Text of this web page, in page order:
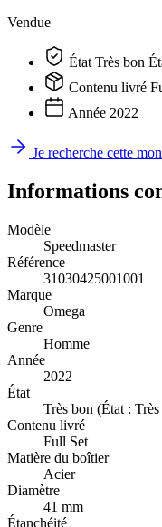
Vendue
État Très bon
Contenu livré
Année 2022
Je recherche cette
Informations
Modèle
Speedmaster
Référence
31030425001001
Marque
Omega
Genre
Homme
Année
2022
État
Très bon (État :
Contenu livré
Full Set
Matière du boîtier
Acier
Diamètre
41 mm
Étanchéité